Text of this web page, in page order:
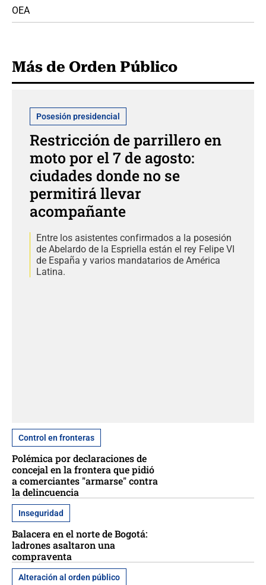
OEA
Más de Orden Público
Posesión presidencial
Restricción de parrillero en
moto por el 7 de agosto:
ciudades donde no se
permitirá llevar
acompañante
Entre los asistentes confirmados a la posesión
de Abelardo de la Espriella están el rey Felipe VI
de España y varios mandatarios de América
Latina.
Control en fronteras
Polémica por declaraciones de
concejal en la frontera que pidió
a comerciantes "armarse" contra
la delincuencia
Inseguridad
Balacera en el norte de Bogotá:
ladrones asaltaron una
compraventa
Alteración al orden público